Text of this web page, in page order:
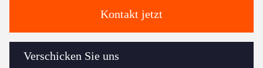
Kontakt jetzt
Verschicken Sie uns